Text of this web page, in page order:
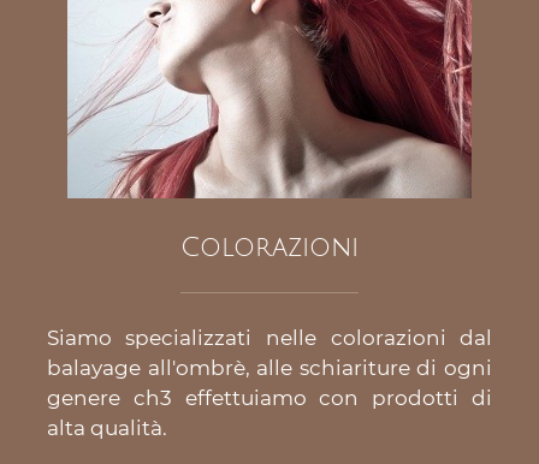
Colorazioni
Siamo specializzati nelle colorazioni dal
balayage all′ombrè, alle schiariture di ogni
genere ch3 effettuiamo con prodotti di
alta qualità.